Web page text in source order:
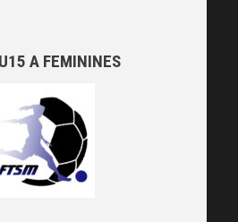
A FEMININES